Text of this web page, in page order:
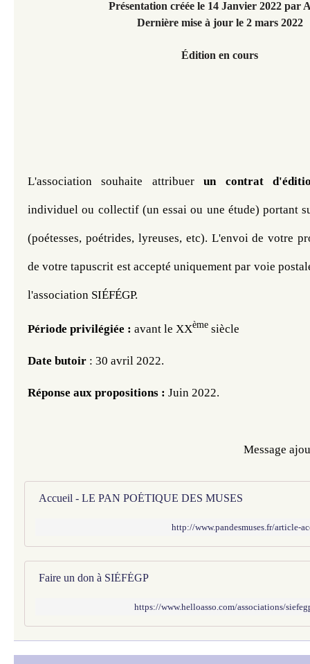
Présentation créée le 14 Janvier 2022 par
Dernière mise à jour le 2 mars 2022
Édition en cours
L'association souhaite attribuer un contrat
individuel ou collectif (un essai ou une étude) portant
(poétesses, poétrides, lyreuses, etc). L'envoi de votre
de votre tapuscrit est accepté uniquement par voie
l'association SIÉFÉGP.
Période privilégiée : avant le XXème siècle
Date butoir : 30 avril 2022.
Réponse aux propositions : Juin 2022.
Message
Accueil - LE PAN POÉTIQUE DES MUSES
http://www.pandesmuses.fr/article-
Faire un don à SIÉFÉGP
https://www.helloasso.com/associations/